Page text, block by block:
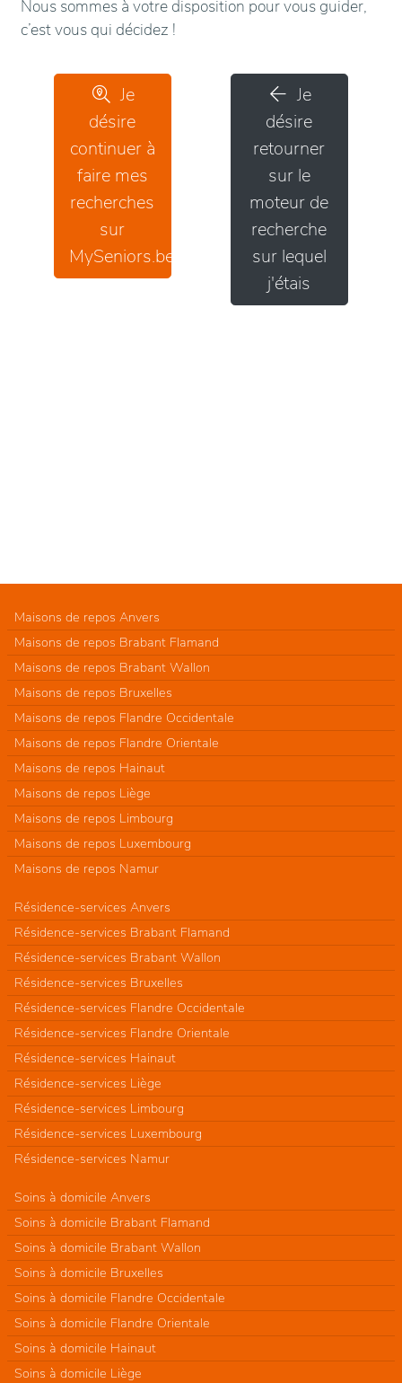
Nous sommes à votre disposition pour vous guider,
c’est vous qui décidez !
Je
désire
continuer à
faire mes
recherches
sur
MySeniors.be
Je
désire
retourner
sur le
moteur de
recherche
sur lequel
j'étais
Maisons de repos Anvers
Maisons de repos Brabant Flamand
Maisons de repos Brabant Wallon
Maisons de repos Bruxelles
Maisons de repos Flandre Occidentale
Maisons de repos Flandre Orientale
Maisons de repos Hainaut
Maisons de repos Liège
Maisons de repos Limbourg
Maisons de repos Luxembourg
Maisons de repos Namur
Résidence-services Anvers
Résidence-services Brabant Flamand
Résidence-services Brabant Wallon
Résidence-services Bruxelles
Résidence-services Flandre Occidentale
Résidence-services Flandre Orientale
Résidence-services Hainaut
Résidence-services Liège
Résidence-services Limbourg
Résidence-services Luxembourg
Résidence-services Namur
Soins à domicile Anvers
Soins à domicile Brabant Flamand
Soins à domicile Brabant Wallon
Soins à domicile Bruxelles
Soins à domicile Flandre Occidentale
Soins à domicile Flandre Orientale
Soins à domicile Hainaut
Soins à domicile Liège